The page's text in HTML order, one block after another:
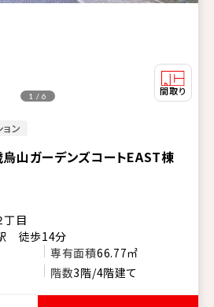
ン
山ガーデンズコートEAST棟
1 / 6
丁目
駅 徒歩14分
専有面積66.77㎡
階数3階/4階建て